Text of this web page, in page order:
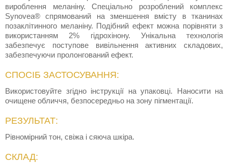
вироблення меланіну. Спеціально розроблений комплекс
Synovea® спрямований на зменшення вмісту в тканинах
позаклітинного меланіну. Подібний ефект можна порівняти з
використанням 2% гідрохінону. Унікальна технологія
забезпечує поступове вивільнення активних складових,
забезпечуючи пролонгований ефект.
СПОСІБ ЗАСТОСУВАННЯ:
Використовуйте згідно інструкції на упаковці. Наносити на
очищене обличчя, безпосередньо на зону пігментації.
РЕЗУЛЬТАТ:
Рівномірний тон, свіжа і сяюча шкіра.
СКЛАД: